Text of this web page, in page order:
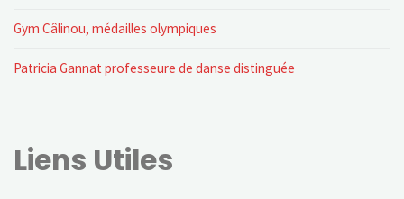
Gym Câlinou, médailles olympiques
Patricia Gannat professeure de danse distinguée
Liens Utiles